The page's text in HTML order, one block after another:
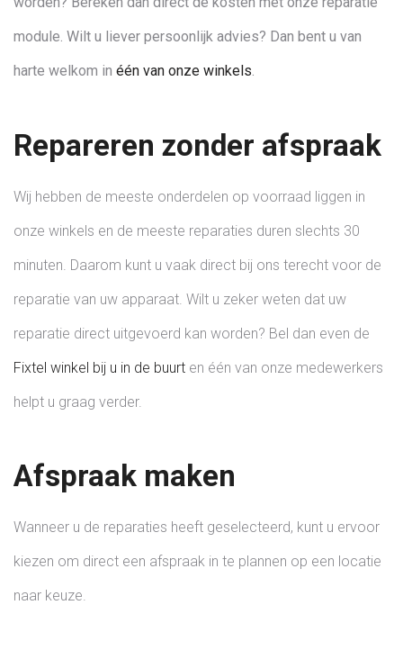
module. Wilt u liever persoonlijk advies? Dan bent u van
harte welkom in één van onze winkels
Repareren zonder afspraak
Wij hebben de meeste onderdelen op voorraad liggen in
onze winkels en de meeste reparaties duren slechts 30
minuten. Daarom kunt u vaak direct bij ons terecht voor de
reparatie van uw apparaat. Wilt u zeker weten dat uw
reparatie direct uitgevoerd kan worden? Bel dan even de
Fixtel winkel bij u in de buurt en één van onze medewerkers
helpt u graag verder.
Afspraak maken
Wanneer u de reparaties heeft geselecteerd, kunt u ervoor
kiezen om direct een afspraak in te plannen op een locatie
naar keuze.